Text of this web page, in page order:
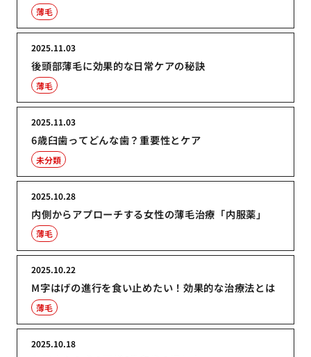
薄毛
後頭部薄毛に効果的な日常ケアの秘訣
2025.11.03
薄毛
6歳臼歯ってどんな歯？重要性とケア
2025.11.03
未分類
内側からアプローチする女性の薄毛治療「内服薬」
2025.10.28
薄毛
M字はげの進行を食い止めたい！効果的な治療法とは
2025.10.22
薄毛
2025.10.18